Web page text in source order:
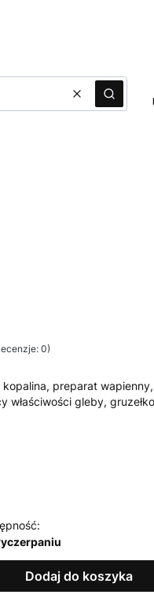
WyczyśćSzukaj
0)
kopalina, preparat
właściwości gleby,
Dodaj do koszyka